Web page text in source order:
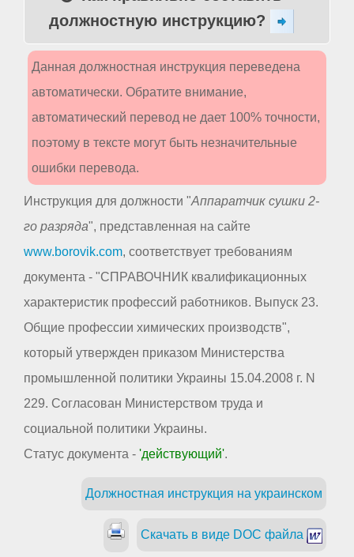
должностную инструкцию?
Данная должностная инструкция переведена
автоматически. Обратите внимание,
автоматический перевод не дает 100% точности,
поэтому в тексте могут быть незначительные
ошибки перевода.
Инструкция для должности "Аппаратчик сушки 2-
го разряда", представленная на сайте
www.borovik.com, соответствует требованиям
документа - "СПРАВОЧНИК квалификационных
характеристик профессий работников. Выпуск 23.
Общие профессии химических производств",
который утвержден приказом Министерства
промышленной политики Украины 15.04.2008 г. N
229. Согласован Министерством труда и
социальной политики Украины.
Статус документа - 'действующий'.
Должностная инструкция на украинском
Скачать в виде DOC файла